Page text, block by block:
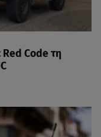
Red Code τη